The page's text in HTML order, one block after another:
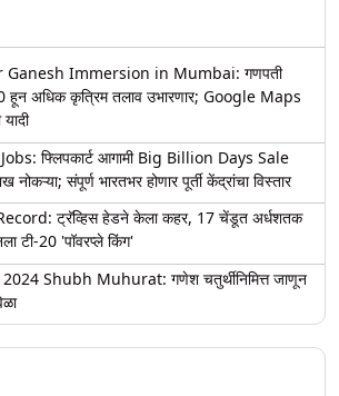
Immersion in Mumbai: गणपती
हून अधिक कृत्रिम तलाव उभारणार; Google Maps
फ्लिपकार्ट आगामी Big Billion Days Sale
नोकऱ्या; संपूर्ण भारतभर होणार पूर्ती केंद्रांचा विस्तार
ट्रॅव्हिस हेडने केला कहर, 17 चेंडूत अर्धशतक
टी-20 'पॉवरप्ले किंग'
Shubh Muhurat: गणेश चतुर्थीनिमित्त जाणून